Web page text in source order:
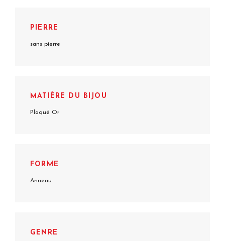
PIERRE
sans pierre
MATIÈRE DU BIJOU
Plaqué Or
FORME
Anneau
GENRE